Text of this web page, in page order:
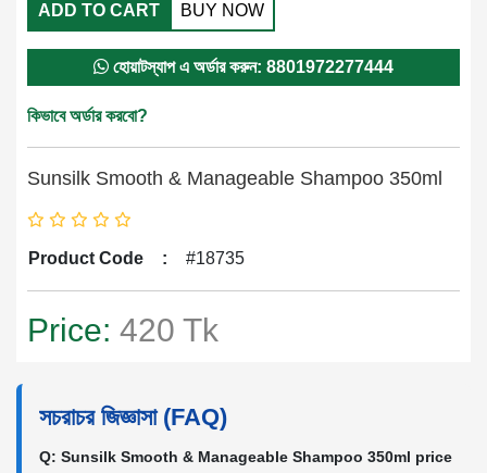
ADD TO CART BUY NOW
হোয়াটস্যাপ এ অর্ডার করুন: 8801972277444
কিভাবে অর্ডার করবো?
Sunsilk Smooth & Manageable Shampoo 350ml
Product Code : #18735
Price: 420 Tk
সচরাচর জিজ্ঞাসা (FAQ)
Q: Sunsilk Smooth & Manageable Shampoo 350ml price